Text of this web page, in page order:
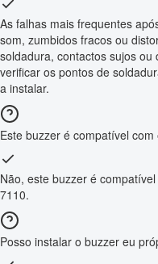
As falhas mais frequentes
som, zumbidos fracos ou
soldadura, contactos sujos
verificar os pontos de
a instalar.
Este buzzer é compatível
Não, este buzzer é
7110.
Posso instalar o buzzer eu